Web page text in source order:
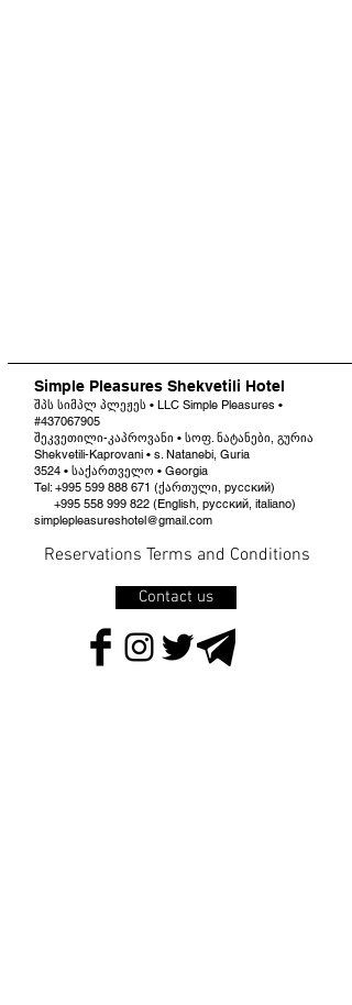
Simple Pleasures Shekvetili Hotel
შპს სიმპლ პლეჟეს • LLC Simple Pleasures •
#437067905
შეკვეთილი-კაპროვანი • სოფ. ნატანები, გურია
Shekvetili-Kaprovani • s. Natanebi, Guria
3524 • საქართველო • Georgia
Tel: +995 599 888 671 (ქართული, русский)
+995 558 999 822 (English, русский, italiano)
simplepleasureshotel@gmail.com
Reservations Terms and Conditions
Contact us